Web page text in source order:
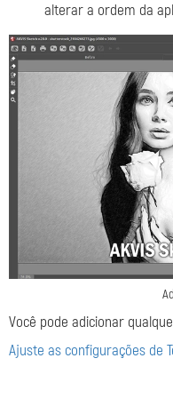
alterar a ordem da
Você pode adicionar
Ajuste as configurações de